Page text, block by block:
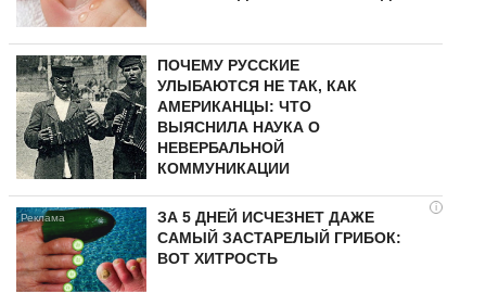
ПОЧЕМУ РУССКИЕ
УЛЫБАЮТСЯ НЕ ТАК, КАК
АМЕРИКАНЦЫ: ЧТО
ВЫЯСНИЛА НАУКА О
НЕВЕРБАЛЬНОЙ
КОММУНИКАЦИИ
i
ЗА 5 ДНЕЙ ИСЧЕЗНЕТ ДАЖЕ
САМЫЙ ЗАСТАРЕЛЫЙ ГРИБОК:
ВОТ ХИТРОСТЬ